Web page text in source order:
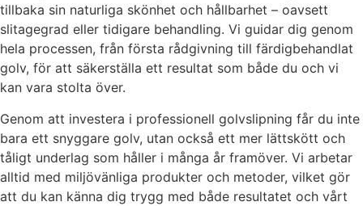
tillbaka sin naturliga skönhet och hållbarhet – oavsett
slitagegrad eller tidigare behandling. Vi guidar dig genom
hela processen, från första rådgivning till färdigbehandlat
golv, för att säkerställa ett resultat som både du och vi
kan vara stolta över.
Genom att investera i professionell golvslipning får du inte
bara ett snyggare golv, utan också ett mer lättskött och
tåligt underlag som håller i många år framöver. Vi arbetar
alltid med miljövänliga produkter och metoder, vilket gör
att du kan känna dig trygg med både resultatet och vårt